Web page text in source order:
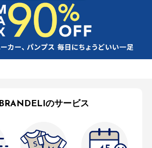
BRANDELIのサービス